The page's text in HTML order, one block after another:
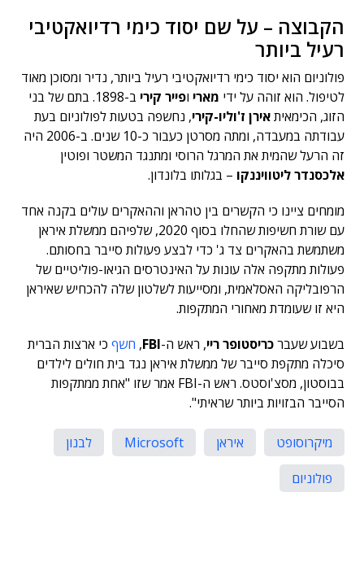
הקבוצה – על שם יסוד כימי רדיואקטיבי
רעיל ביותר
פולוניום הוא יסוד כימי רדיואקטיבי רעיל ביותר, נדיר ומסוכן מאוד
לטיפול. הוא זוהה על ידי מארי ופייר קירי
ב-1898. בתם של בני
הזוג, הכימאיתאירן ז'וליו-קירי, נחשפה בטעות לפולוניום בעת
עבודתה במעבדה, ומתה מסרטן כעבור כ-10 שנים. ב-2006 היה
זה הרעל שהמית את המרגל הרוסי ומתנגד המשטר ופוטין
אלכסנדר ליטוויננקו – בגלותו בלונדון.
מומחים ציינו כי הקשרים בין טהראן וההאקרים עולים בקנה אחד
עם שורת חשיפות שהחלו בסוף 2020, שלפיהם ממשלת איראן
משתמשת בהאקרים צד ג' כדי לבצע פעולות סייבר בחסותם.
פעולות מתקפה אלה עונות על האינטרסים הגיאו-פוליטיים של
הרפובליקה האסלאמית, ומסייעות לשלטון שלה להכחיש שאיראן
היא זו שעומדת מאחורי המתקפות.
בשבוע שעברכריסטופר ריי, ראש ה-FBI
, חשף כי ארצות הברית
סיכלה מתקפת סייבר של ממשלת איראן נגד בית חולים לילדים
בבוסטון, מסצ'וסטס. ראש ה-FBI אמר שזו "אחת ממתקפות
הסייבר הבזויות ביותר שראיתי".
מיקרוסופט איראן Microsoft
לבנון
פולוניום